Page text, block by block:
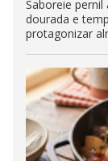
Saboreie
dourada e
protagonizar